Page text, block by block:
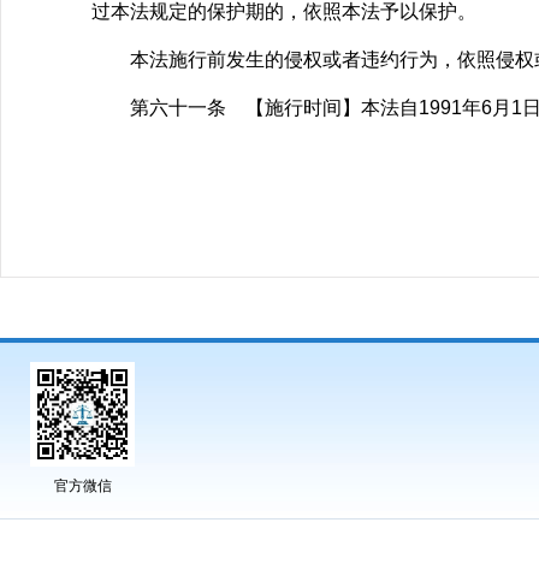
过本法规定的保护期的，依照本法予以保护。
本法施行前发生的侵权或者违约行为，依照侵权
第六十一条 【施行时间】本法自1991年6月1
官方微信